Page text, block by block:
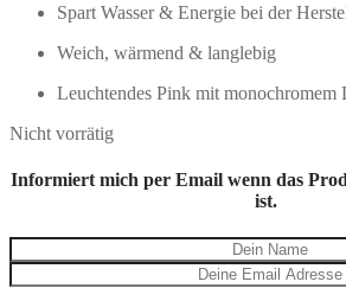
Spart Wasser & Energie bei der
Weich, wärmend & langlebig
Leuchtendes Pink mit monochromem
Nicht vorrätig
Informiert mich per Email wenn das
ist.